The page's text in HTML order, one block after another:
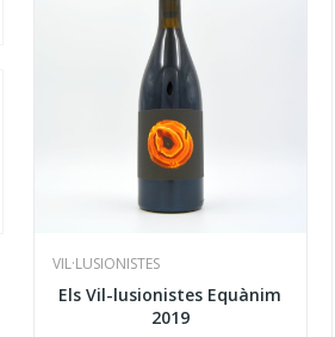
VIL·LUSIONISTES
Els Vil-lusionistes Equànim
2019